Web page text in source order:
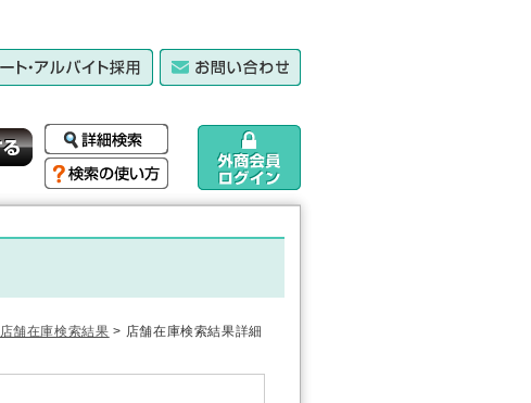
店舗在庫検索結果 > 店舗在庫検索結果詳細